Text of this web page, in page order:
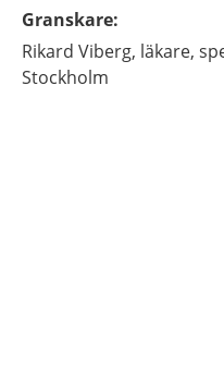
Granskare:
Rikard Viberg, läkare,
Stockholm